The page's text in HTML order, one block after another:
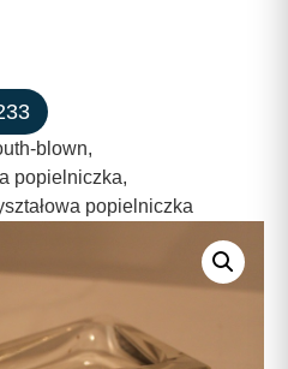
blown,
popielniczka,
popielniczka